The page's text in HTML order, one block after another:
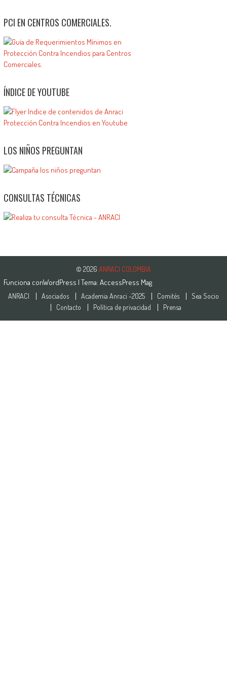
PCI EN CENTROS COMERCIALES.
ÍNDICE DE YOUTUBE
LOS NIÑOS PREGUNTAN
CONSULTAS TÉCNICAS
© 2026 ANRACI COLOMBIA
Funciona conWordPress | Tema: AccessPress Mag
ANRACI Asociados Academia Anraci -2025 Comités
Sea Socio
Contacto
Política de privacidad Prensa